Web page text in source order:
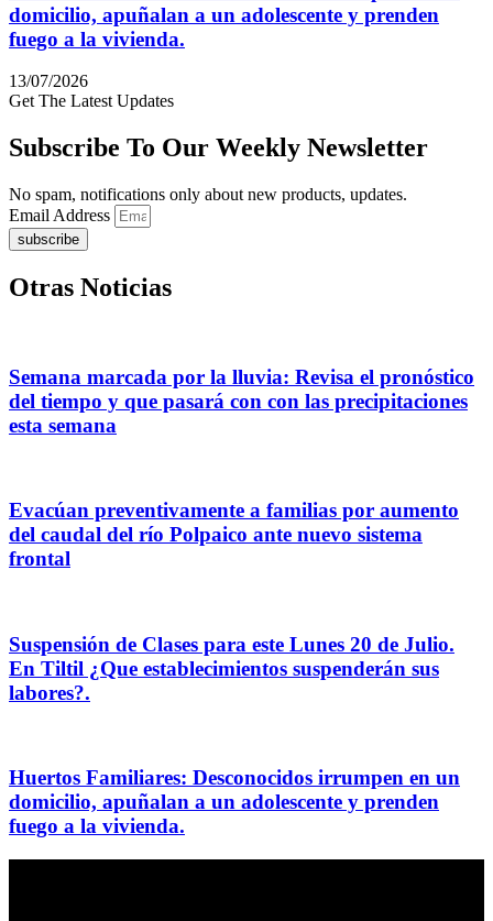
domicilio, apuñalan a un adolescente y prenden
fuego a la vivienda.
13/07/2026
Get The Latest Updates
Subscribe To Our Weekly Newsletter
No spam, notifications only about new products, updates.
Email Address
subscribe
Otras Noticias
Semana marcada por la lluvia: Revisa el pronóstico
del tiempo y que pasará con con las precipitaciones
esta semana
Evacúan preventivamente a familias por aumento
del caudal del río Polpaico ante nuevo sistema
frontal
Suspensión de Clases para este Lunes 20 de Julio.
En Tiltil ¿Que establecimientos suspenderán sus
labores?.
Huertos Familiares: Desconocidos irrumpen en un
domicilio, apuñalan a un adolescente y prenden
fuego a la vivienda.